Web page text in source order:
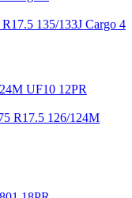
135/133J Cargo 4
R17.5 126/124M